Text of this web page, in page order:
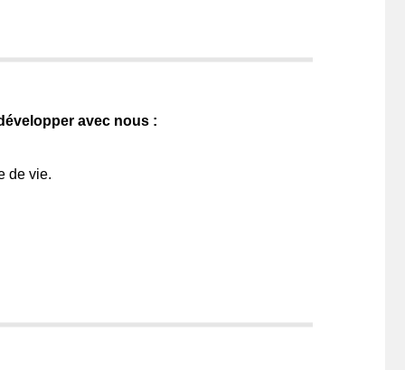
avec nous :
de vie.